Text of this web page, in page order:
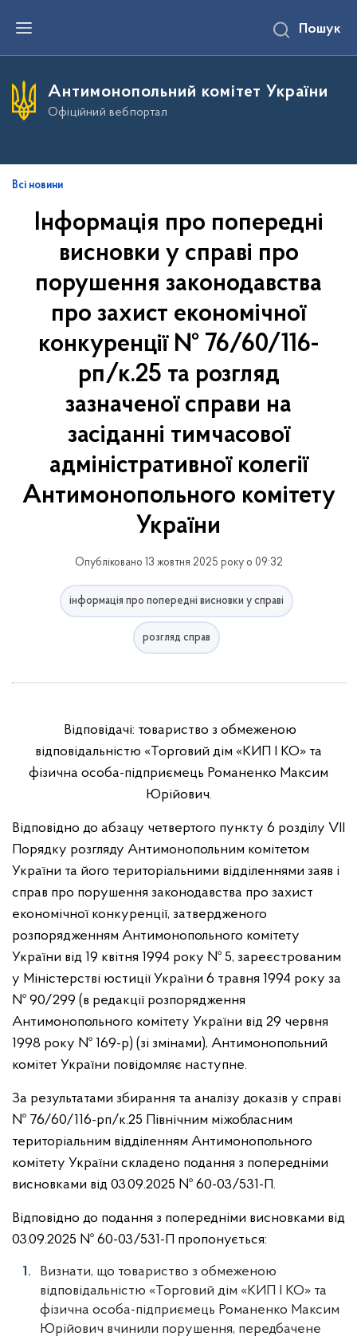
е
и
д
в
Пошук
Антимонопольний комітет України
Офіційний вебпортал
Всі новини
Інформація про попередні
висновки у справі про
порушення законодавства
про захист економічної
конкуренції № 76/60/116-
рп/к.25 та розгляд
зазначеної справи на
засіданні тимчасової
адміністративної колегії
Антимонопольного комітету
України
Опубліковано 13 жовтня 2025 року о 09:32
інформація про попередні висновки у справі
розгляд справ
Відповідачі: товариство з обмеженою
відповідальністю «Торговий дім «КИП І КО» та
фізична особа-підприємець Романенко Максим
Юрійович.
Відповідно до абзацу четвертого пункту 6 розділу VIІ
Порядку розгляду Антимонопольним комітетом
України та його територіальними відділеннями заяв і
справ про порушення законодавства про захист
економічної конкуренції, затвердженого
розпорядженням Антимонопольного комітету
України від 19 квітня 1994 року № 5, зареєстрованим
у Міністерстві юстиції України 6 травня 1994 року за
№ 90/299 (в редакції розпорядження
Антимонопольного комітету України від 29 червня
1998 року № 169-р) (зі змінами), Антимонопольний
комітет України повідомляє наступне.
За результатами збирання та аналізу доказів у справі
№ 76/60/116-рп/к.25 Північним міжобласним
територіальним відділенням Антимонопольного
комітету України складено подання з попередніми
висновками від 03.09.2025 № 60-03/531-П.
Відповідно до подання з попередніми висновками від
03.09.2025 № 60-03/531-П пропонується:
Визнати, що товариство з обмеженою
відповідальністю «Торговий дім «КИП І КО» та
фізична особа-підприємець Романенко Максим
Юрійович вчинили порушення, передбачене